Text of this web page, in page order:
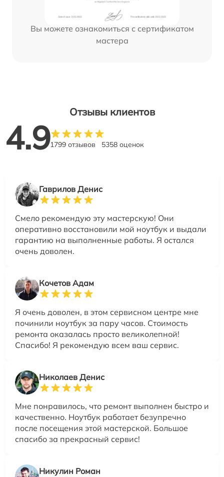
Вы можете ознакомиться с сертификатом
мастера
Отзывы клиентов
4.91799 отзывов 5358 оценок
Гаврилов Денис
Смело рекомендую эту мастерскую! Они
оперативно восстановили мой ноутбук и выдали
гарантию на выполненные работы. Я остался
очень доволен.
Кочетов Адам
Я очень доволен, в этом сервисном центре мне
починили ноутбук за пару часов. Стоимость
ремонта оказалась просто великолепной!
Спасибо! Я рекомендую всем ваш сервис.
Николаев Денис
Мне понравилось, что ремонт выполнен быстро и
качественно. Ноутбук работает безупречно
после посещения этой мастерской. Большое
спасибо за прекрасный сервис!
Никулин Роман